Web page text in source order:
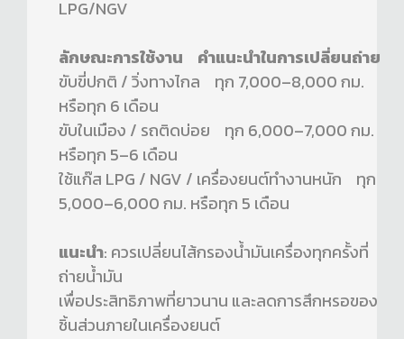
LPG/NGV
ลักษณะการใช้งาน คำแนะนำในการเปลี่ยนถ่าย
ขับขี่ปกติ / วิ่งทางไกล ทุก 7,000–8,000 กม.
หรือทุก 6 เดือน
ขับในเมือง / รถติดบ่อย ทุก 6,000–7,000 กม.
หรือทุก 5–6 เดือน
ใช้แก๊ส LPG / NGV / เครื่องยนต์ทำงานหนัก ทุก
5,000–6,000 กม. หรือทุก 5 เดือน
แนะนำ: ควรเปลี่ยนไส้กรองน้ำมันเครื่องทุกครั้งที่
ถ่ายน้ำมัน
เพื่อประสิทธิภาพที่ยาวนาน และลดการสึกหรอของ
ชิ้นส่วนภายในเครื่องยนต์